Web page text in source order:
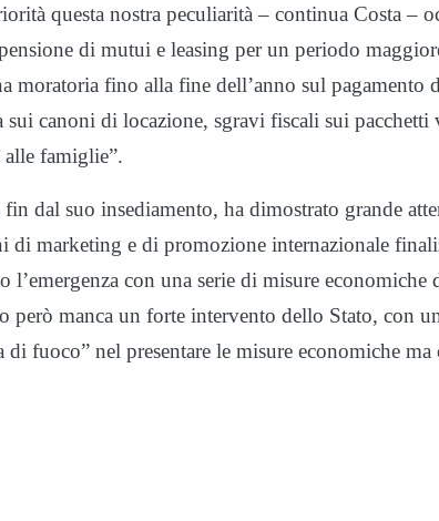
questa nostra peculiarità – continua Costa –
di mutui e leasing per un periodo
moratoria fino alla fine dell’anno sul pagamento
canoni di locazione, sgravi fiscali sui pacchetti
alle famiglie”.
dal suo insediamento, ha dimostrato grande
marketing e di promozione internazionale
con una serie di misure economiche
però manca un forte intervento dello Stato, con
di fuoco” nel presentare le misure economiche ma